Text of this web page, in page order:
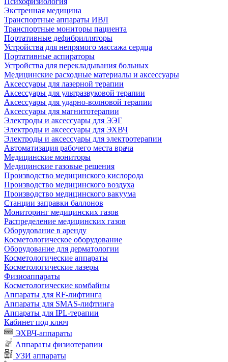
Экстренная медицина
Транспортные аппараты ИВЛ
Транспортные мониторы пациента
Портативные дефибрилляторы
Устройства для непрямого массажа сердца
Портативные аспираторы
Устройства для перекладывания больных
Медицинские расходные материалы и аксессуары
Аксессуары для лазерной терапии
Аксессуары для ультразвуковой терапии
Аксессуары для ударно-волновой терапии
Аксессуары для магнитотерапии
Электроды и аксессуары для ЭЭГ
Электроды и аксессуары для ЭХВЧ
Электроды и аксессуары для электротерапии
Автоматизация рабочего места врача
Медицинские мониторы
Медицинские газовые решения
Производство медицинского кислорода
Производство медицинского воздуха
Производство медицинского вакуума
Станции заправки баллонов
Мониторинг медицинских газов
Распределение медицинских газов
Оборудование в аренду
Косметологическое оборудование
Оборудование для дерматологии
Косметологические аппараты
Косметологические лазеры
Физиоаппараты
Косметологические комбайны
Аппараты для RF-лифтинга
Аппараты для SMAS-лифтинга
Аппараты для IPL-терапии
Кабинет под ключ
ЭХВЧ-аппараты
Аппараты физиотерапии
УЗИ аппараты